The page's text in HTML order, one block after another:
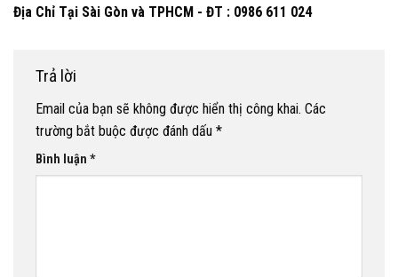
Địa Chỉ Tại Sài Gòn và TPHCM - ĐT : 0986 611 024
Trả lời
Email của bạn sẽ không được hiển thị công khai. Các
trường bắt buộc được đánh dấu *
Bình luận *